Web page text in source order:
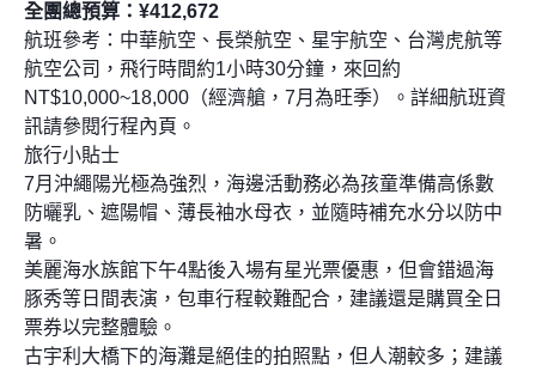
全團總預算：¥412,672
航班參考：中華航空、長榮航空、星宇航空、台灣虎航等
航空公司，飛行時間約1小時30分鐘，來回約
NT$10,000~18,000（經濟艙，7月為旺季）。詳細航班資
訊請參閱行程內頁。
旅行小貼士
7月沖繩陽光極為強烈，海邊活動務必為孩童準備高係數
防曬乳、遮陽帽、薄長袖水母衣，並隨時補充水分以防中
暑。
美麗海水族館下午4點後入場有星光票優惠，但會錯過海
豚秀等日間表演，包車行程較難配合，建議還是購買全日
票券以完整體驗。
古宇利大橋下的海灘是絕佳的拍照點，但人潮較多；建議